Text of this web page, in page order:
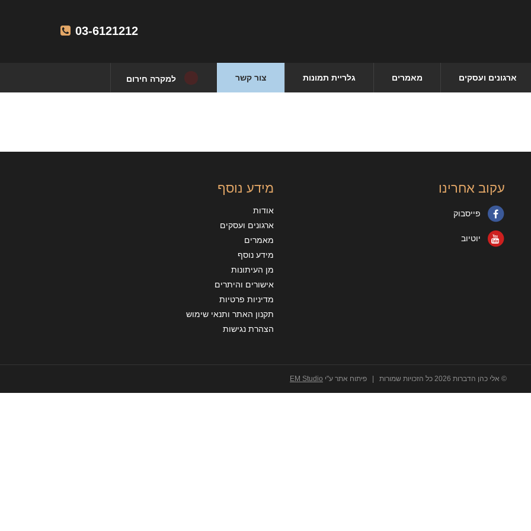
03-6121212
ארגונים ועסקים מאמרים גלריית תמונות צור קשר למקרה חירום
עקוב אחרינו
פייסבוק
יוטיוב
מידע נוסף
אודות
ארגונים ועסקים
מאמרים
מידע נוסף
מן העיתונות
אישורים והיתרים
מדיניות פרטיות
תקנון האתר ותנאי שימוש
הצהרת נגישות
© אלי כהן הדברות 2026 כל הזכויות שמורות | פיתוח אתר ע"י EM Studio